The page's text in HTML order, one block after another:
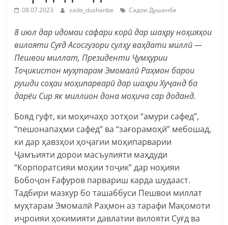
08.07.2023 sado_dushanbe Садои Душанбе
8 июл дар идомаи сафари корӣ дар шаҳру ноҳияҳои
вилояти Суғд Асосгузори сулҳу ваҳдати миллӣ —
Пешвои миллат, Президенти Ҷумҳурии
Тоҷикистон муҳтарам Эмомалӣ Раҳмон барои
рушди соҳаи моҳипарварӣ дар шаҳри Хуҷанд ба
дарёи Сир як миллион дона моҳича сар доданд.
Бояд гуфт, ки моҳичаҳо зотҳои “амури сафед”,
“пешонапаҳми сафед” ва “зағорамоҳӣ” мебошад,
ки дар ҳавзҳои ҳоҷагии моҳипарварии
Ҷамъияти дорои масъулияти маҳдуди
“Корпоратсияи моҳии тоҷик” дар ноҳияи
Бобоҷон Ғафуров парвариш карда шудааст.
Тадбири мазкур бо ташаббуси Пешвои миллат
муҳтарам Эмомалӣ Раҳмон аз тарафи Мақомоти
иҷроияи ҳокимияти давлатии вилояти Суғд ва